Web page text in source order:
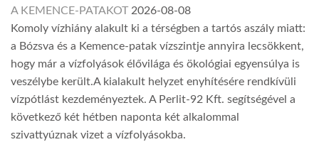
A KEMENCE-PATAKOT 2026-08-08
Komoly vízhiány alakult ki a térségben a tartós aszály miatt:
a Bózsva és a Kemence-patak vízszintje annyira lecsökkent,
hogy már a vízfolyások élővilága és ökológiai egyensúlya is
veszélybe került.A kialakult helyzet enyhítésére rendkívüli
vízpótlást kezdeményeztek. A Perlit-92 Kft. segítségével a
következő két hétben naponta két alkalommal
szivattyúznak vizet a vízfolyásokba.